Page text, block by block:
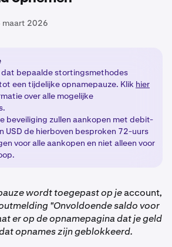
maart 2026
dat bepaalde stortingsmethodes
een tijdelijke opnamepauze. Klik hier
over alle mogelijke
beveiliging zullen aankopen met debit-
USD de hierboven besproken 72-uurs
voor alle aankopen en niet alleen voor
wordt toegepast op jeaccount,
"Onvoldoende saldo voor
er op de opnamepagina dat je geld
opnames zijn geblokkeerd.